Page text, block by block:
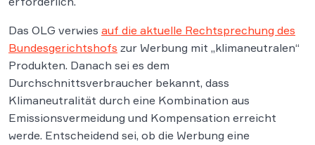
Das OLG verwies auf die aktuelle Rechtsprechung des
Bundesgerichtshofs zur Werbung mit „klimaneutralen“
Produkten. Danach sei es dem
Durchschnittsverbraucher bekannt, dass
Klimaneutralität durch eine Kombination aus
Emissionsvermeidung und Kompensation erreicht
werde. Entscheidend sei, ob die Werbung eine